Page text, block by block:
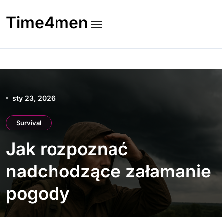
to
content
Time4men
sty 23, 2026
Survival
Jak rozpoznać
nadchodzące załamanie
pogody